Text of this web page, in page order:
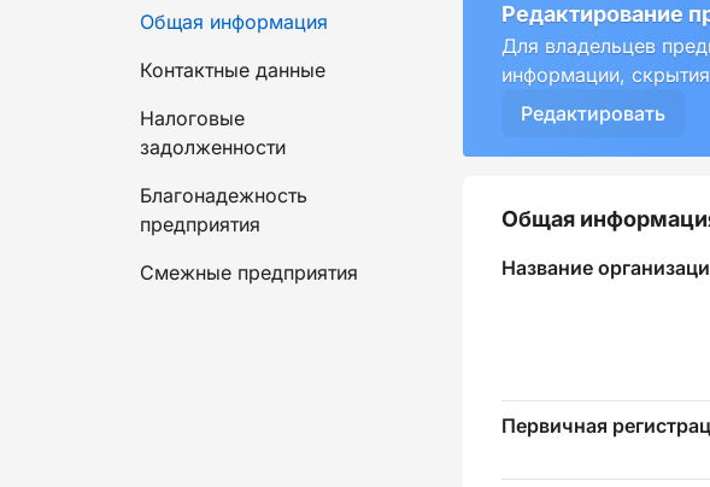
Общая информация
Контактные данные
Налоговые
задолженности
Благонадежность
предприятия
Смежные предприятия
Редактирование
Для владельцев
информации,
Редактировать
Общая
Название
Первичная